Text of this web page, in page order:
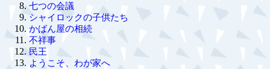
七つの会議
シャイロックの子供たち
かばん屋の相続
不祥事
民王
ようこそ、わが家へ